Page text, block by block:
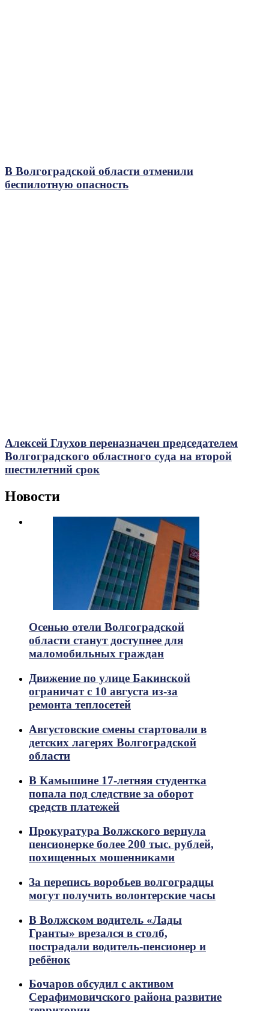
В Волгоградской области отменили
беспилотную опасность
Алексей Глухов переназначен председателем
Волгоградского областного суда на второй
шестилетний срок
Новости
Осенью отели Волгоградской
области станут доступнее для
маломобильных граждан
Движение по улице Бакинской
ограничат с 10 августа из-за
ремонта теплосетей
Августовские смены стартовали в
детских лагерях Волгоградской
области
В Камышине 17-летняя студентка
попала под следствие за оборот
средств платежей
Прокуратура Волжского вернула
пенсионерке более 200 тыс. рублей,
похищенных мошенниками
За перепись воробьев волгоградцы
могут получить волонтерские часы
В Волжском водитель «Лады
Гранты» врезался в столб,
пострадали водитель-пенсионер и
ребёнок
Бочаров обсудил с активом
Серафимовичского района развитие